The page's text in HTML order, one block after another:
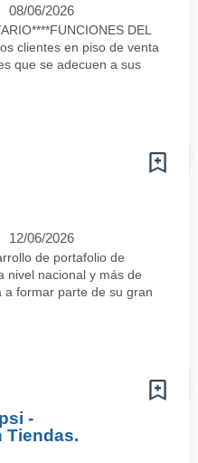
08/06/2026
DEL
clientes en piso de venta
que se adecuen a sus
12/06/2026
de portafolio de
nivel nacional y más de
formar parte de su gran
-
Tiendas.